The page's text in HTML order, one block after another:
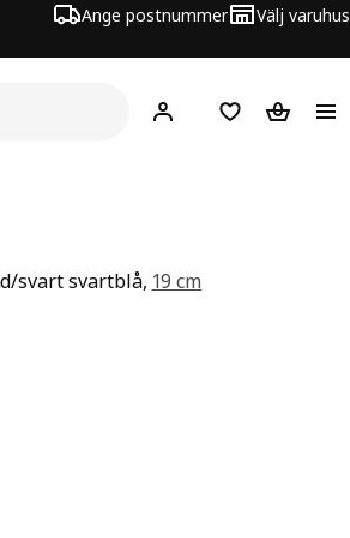
Ange postnummer Välj varuhus
Hej! Logga inInköpslistaVarukorg
svart svartblå, 19 cm
5 stjärnor. Totalt antal recensioner: